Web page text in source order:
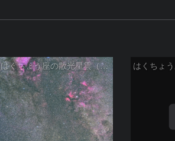
はくちょう座の散光星雲（１００ｍｍ）